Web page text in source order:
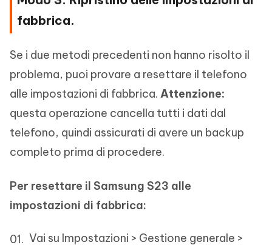
fabbrica.
Se i due metodi precedenti non hanno risolto il
problema, puoi provare a resettare il telefono
alle impostazioni di fabbrica. Attenzione:
questa operazione cancella tutti i dati dal
telefono, quindi assicurati di avere un backup
completo prima di procedere.
Per resettare il Samsung S23 alle
impostazioni di fabbrica:
Vai su Impostazioni > Gestione generale >